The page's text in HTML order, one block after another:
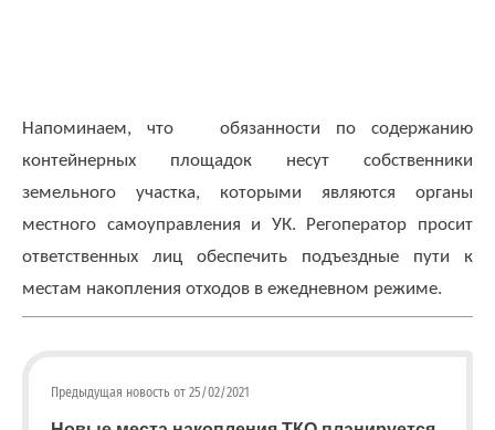
лиц
abon@eirz-
karelia.ru
;
8
(8142)
07
номеру
телефона,
Напоминаем, что обязанности по содержанию
контейнерных площадок несут собственники
земельного участка, которыми являются органы
местного самоуправления и УК. Регоператор просит
ответственных лиц обеспечить подъездные пути к
местам накопления отходов в ежедневном режиме.
Предыдущая новость от 25/02/2021